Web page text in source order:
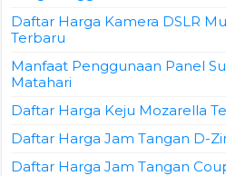
Daftar Harga Kamera DSLR
Terbaru
Manfaat Penggunaan Panel
Matahari
Daftar Harga Keju Mozarella
Daftar Harga Jam Tangan D-
Daftar Harga Jam Tangan